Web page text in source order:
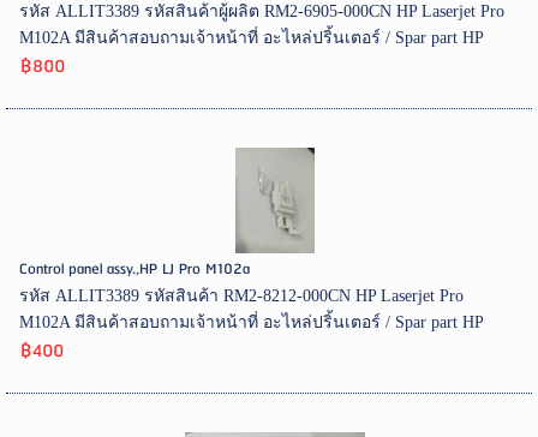
รหัส ALLIT3389 รหัสสินค้าผู้ผลิต RM2-6905-000CN HP Laserjet Pro
M102A มีสินค้าสอบถามเจ้าหน้าที่ อะไหล่ปริ้นเตอร์ / Spar part HP
฿800
Control panel assy.,HP LJ Pro M102a
รหัส ALLIT3389 รหัสสินค้า RM2-8212-000CN HP Laserjet Pro
M102A มีสินค้าสอบถามเจ้าหน้าที่ อะไหล่ปริ้นเตอร์ / Spar part HP
฿400